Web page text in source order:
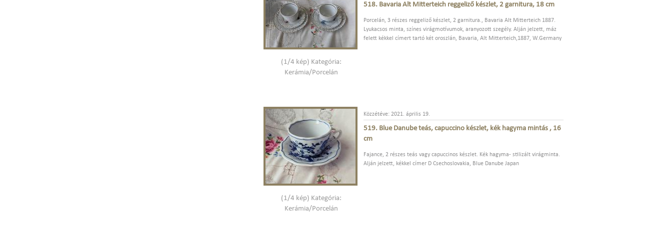
(1/4 kép) Kategória:
Kerámia/Porcelán
518. Bavaria Alt Mitterteich reggeliző készlet, 2 garnitura, 18 cm
Porcelán, 3 részes reggeliző készlet, 2 garnitura., Bavaria Alt Mitterteich 1887.
Lyukacsos minta, színes virágmotívumok, aranyozott szegély. Alján jelzett, máz
felett kékkel címert tartó két oroszlán, Bavaria, Alt Mitterteich,1887, W.Germany
(1/4 kép) Kategória:
Kerámia/Porcelán
Közzétéve: 2021. április 19.
519. Blue Danube teás, capuccino készlet, kék hagyma mintás , 16
cm
Fajance, 2 részes teás vagy capuccinos készlet. Kék hagyma- stilizált virágminta.
Alján jelzett, kékkel címer D Csechoslovakia, Blue Danube Japan